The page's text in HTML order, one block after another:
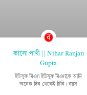
কালো পাখী || Nihar Ranjan
Gupta
ইউসুফ মিঞা ইউসুফ মিঞাকে আমি
অনেক দিন থেকেই চিনি। বয়স